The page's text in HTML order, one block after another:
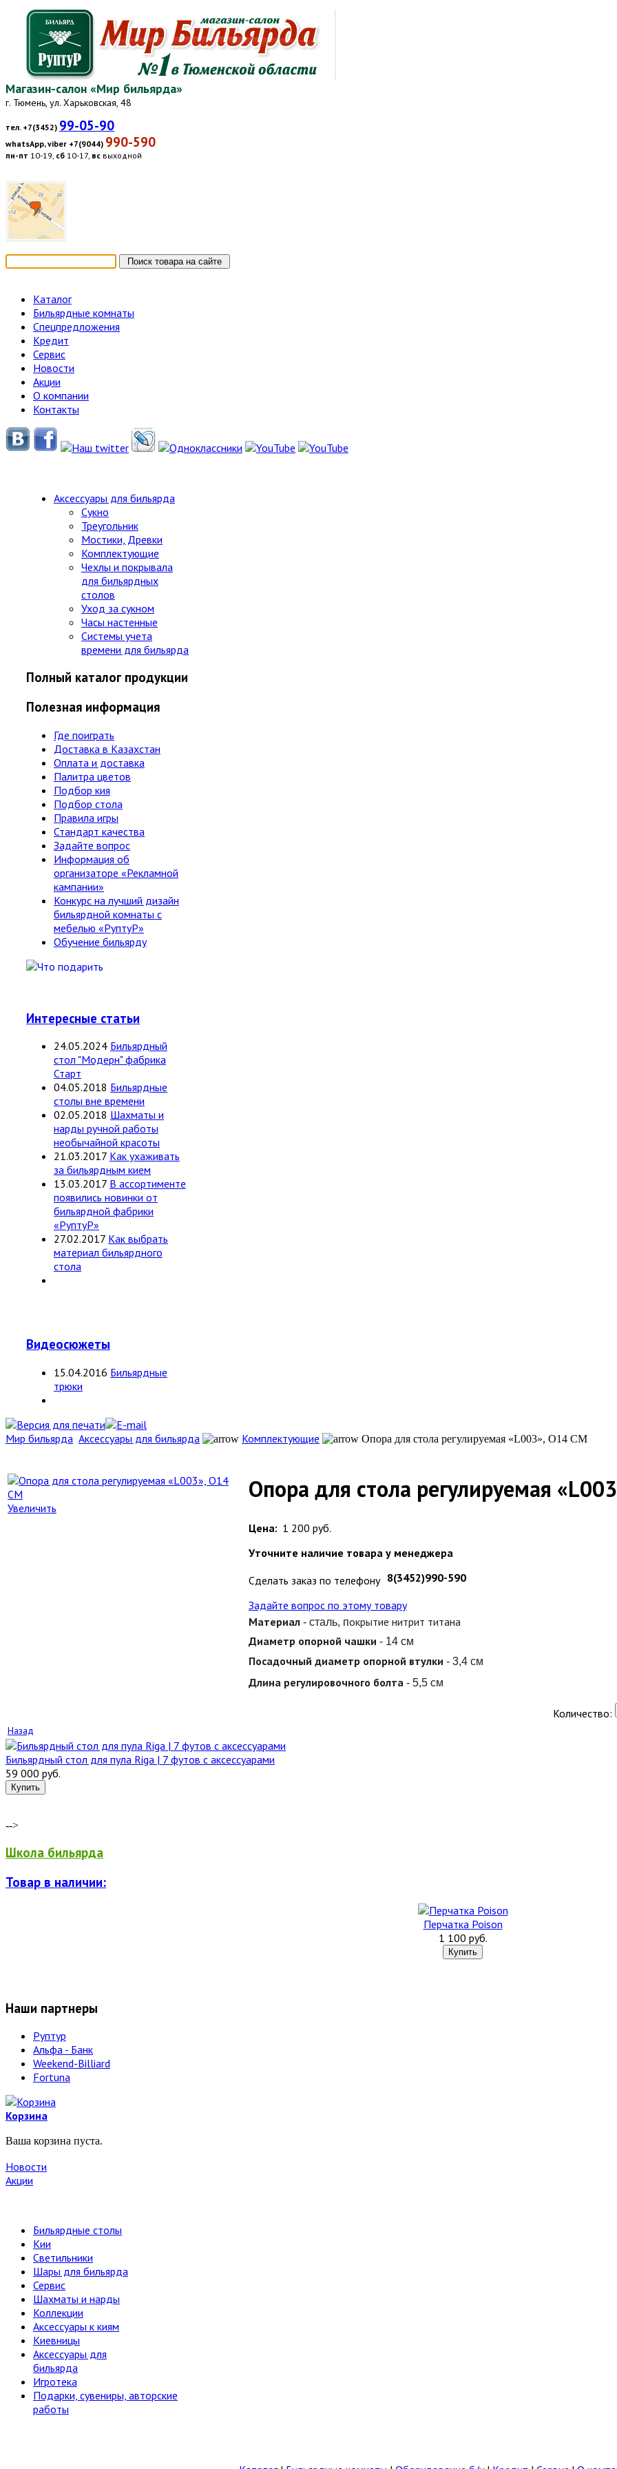
Магазин-салон «Мир бильярда»
г. Тюмень, ул. Харьковская, 48
тел. +7(3452) 99-05-90
whatsApp, viber +7(9044) 990-590
пн-пт 10-19, сб 10-17, вс выходной
Каталог
Бильярдные комнаты
Спецпредложения
Кредит
Сервис
Новости
Акции
О компании
Контакты
Аксессуары для бильярда
Сукно
Треугольник
Мостики, Древки
Комплектующие
Чехлы и покрывала
для бильярдных
столов
Уход за сукном
Часы настенные
Системы учета
времени для бильярда
Полный каталог продукции
Полезная информация
Где поиграть
Доставка в Казахстан
Оплата и доставка
Палитра цветов
Подбор кия
Подбор стола
Правила игры
Стандарт качества
Задайте вопрос
Информация об
организаторе «Рекламной
кампании»
Конкурс на лучший дизайн
бильярдной комнаты с
мебелью «РуптуР»
Обучение бильярду
Интересные статьи
24.05.2024 Бильярдный
стол "Модерн" фабрика
Старт
04.05.2018 Бильярдные
столы вне времени
02.05.2018 Шахматы и
нарды ручной работы
необычайной красоты
21.03.2017 Как ухаживать
за бильярдным кием
13.03.2017 В ассортименте
появились новинки от
бильярдной фабрики
«РуптуР»
27.02.2017 Как выбрать
материал бильярдного
стола
Видеосюжеты
15.04.2016 Бильярдные
трюки
Мир бильярда Аксессуары для бильярда Комплектующие Опора для стола регулируемая «L003», O14 СМ
Увеличить
Опора для стола регулируемая
Цена: 1 200 руб.
Уточните наличие товара у менеджера
Сделать заказ по телефону 8(3452)990-590
Задайте вопрос по этому товару
Материал - сталь, покрытие нитрит титана
Диаметр опорной чашки - 14 см
Посадочный диаметр опорной втулки - 3,4 см
Длина регулировочного болта - 5,5 см
Количество:
Назад
Бильярдный стол для пула Riga | 7 футов с аксессуарами
59 000 руб.
-->
Школа бильярда
Товар в наличии:
Перчатка Poison
1 100 руб.
Наши партнеры
Руптур
Альфа - Банк
Weekend-Billiard
Fortuna
Корзина
Ваша корзина пуста.
Новости
Акции
Бильярдные столы
Кии
Светильники
Шары для бильярда
Сервис
Шахматы и нарды
Коллекции
Аксессуары к киям
Киевницы
Аксессуары для
бильярда
Игротека
Подарки, сувениры, авторские
работы